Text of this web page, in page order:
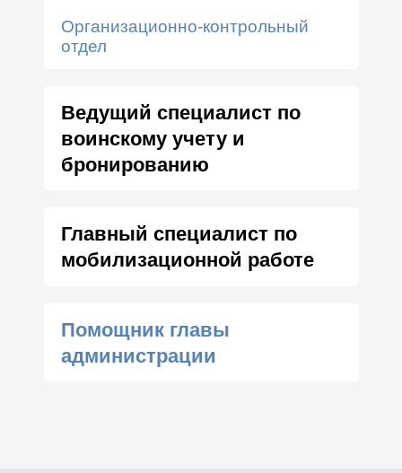
Организационно-контрольный
отдел
Ведущий специалист по
воинскому учету и
бронированию
Главный специалист по
мобилизационной работе
Помощник главы
администрации